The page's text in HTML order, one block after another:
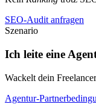
SEO-Audit anfragen
Szenario
Ich leite eine
Wackelt dein
Agentur-